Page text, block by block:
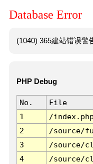
Database Error
(1040) 365建站错误警
PHP Debug
No. File
1
/index.php
2
/source/
3
/source/
4
/source/